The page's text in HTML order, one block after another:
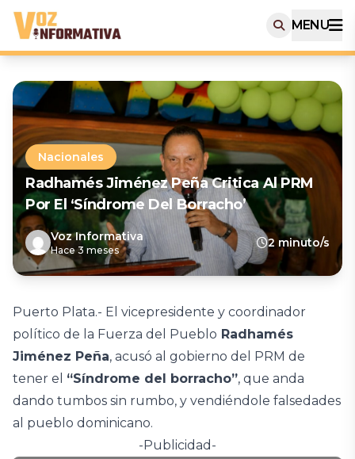
MENU
Nacionales
Radhamés Jiménez Peña Critica Al PRM
Por El ‘síndrome Del Borracho’
Voz Informativa
Hace 3 meses
2 minuto/s
Puerto Plata.- El vicepresidente y coordinador
político de la Fuerza del Pueblo Radhamés
Jiménez Peña, acusó al gobierno del PRM de
tener el “Síndrome del borracho”, que anda
dando tumbos sin rumbo, y vendiéndole falsedades
al pueblo dominicano.
-Publicidad-